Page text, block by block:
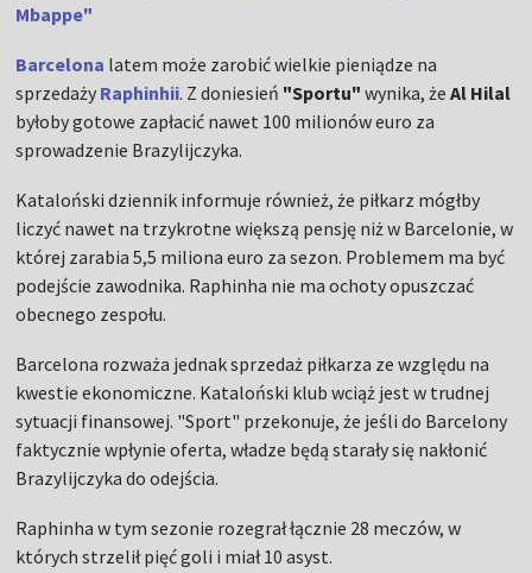
Mbappe"
Barcelona latem może zarobić wielkie pieniądze na
sprzedaży Raphinhii. Z doniesień "Sportu" wynika, żeAl Hilal
byłoby gotowe zapłacić nawet 100 milionów euro za
sprowadzenie Brazylijczyka.
Kataloński dziennik informuje również, że piłkarz mógłby
liczyć nawet na trzykrotne większą pensję niż w Barcelonie, w
której zarabia 5,5 miliona euro za sezon. Problemem ma być
podejście zawodnika. Raphinha nie ma ochoty opuszczać
obecnego zespołu.
Barcelona rozważa jednak sprzedaż piłkarza ze względu na
kwestie ekonomiczne. Kataloński klub wciąż jest w trudnej
sytuacji finansowej. "Sport" przekonuje, że jeśli do Barcelony
faktycznie wpłynie oferta, władze będą starały się nakłonić
Brazylijczyka do odejścia.
Raphinha w tym sezonie rozegrał łącznie 28 meczów, w
których strzelił pięć goli i miał 10 asyst.